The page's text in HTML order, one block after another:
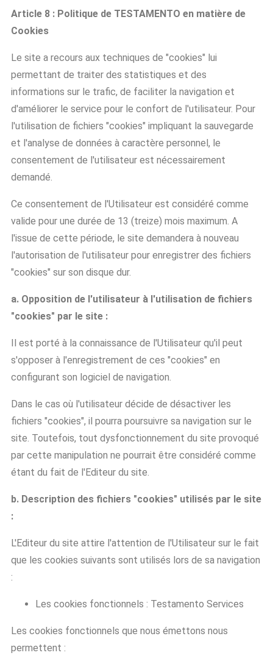
Article 8 : Politique de TESTAMENTO en matière de
Cookies
Le site a recours aux techniques de "cookies" lui
permettant de traiter des statistiques et des
informations sur le trafic, de faciliter la navigation et
d'améliorer le service pour le confort de l'utilisateur. Pour
l'utilisation de fichiers "cookies" impliquant la sauvegarde
et l'analyse de données à caractère personnel, le
consentement de l'utilisateur est nécessairement
demandé.
Ce consentement de l'Utilisateur est considéré comme
valide pour une durée de 13 (treize) mois maximum. A
l'issue de cette période, le site demandera à nouveau
l'autorisation de l'utilisateur pour enregistrer des fichiers
"cookies" sur son disque dur.
a. Opposition de l'utilisateur à l'utilisation de fichiers
"cookies" par le site :
Il est porté à la connaissance de l'Utilisateur qu'il peut
s'opposer à l'enregistrement de ces "cookies" en
configurant son logiciel de navigation.
Dans le cas où l'utilisateur décide de désactiver les
fichiers "cookies", il pourra poursuivre sa navigation sur le
site. Toutefois, tout dysfonctionnement du site provoqué
par cette manipulation ne pourrait être considéré comme
étant du fait de l'Editeur du site.
b. Description des fichiers "cookies" utilisés par le site
:
L'Editeur du site attire l'attention de l'Utilisateur sur le fait
que les cookies suivants sont utilisés lors de sa navigation
:
Les cookies fonctionnels : Testamento Services
Les cookies fonctionnels que nous émettons nous
permettent :